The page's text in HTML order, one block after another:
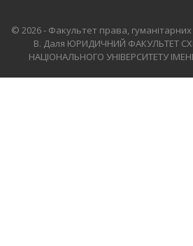
© 2026 - Факультет права, гуманітарних
В. Даля ЮРИДИЧНИЙ ФАКУЛЬТЕТ
НАЦІОНАЛЬНОГО УНІВЕРСИТЕТУ